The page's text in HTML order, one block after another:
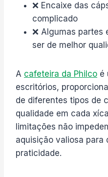
❌ Encaixe das
complicado
❌ Algumas partes
ser de melhor
A cafeteira da Philco é
escritórios,
de diferentes tipos de
qualidade em cada
limitações não
aquisição valiosa para
praticidade.